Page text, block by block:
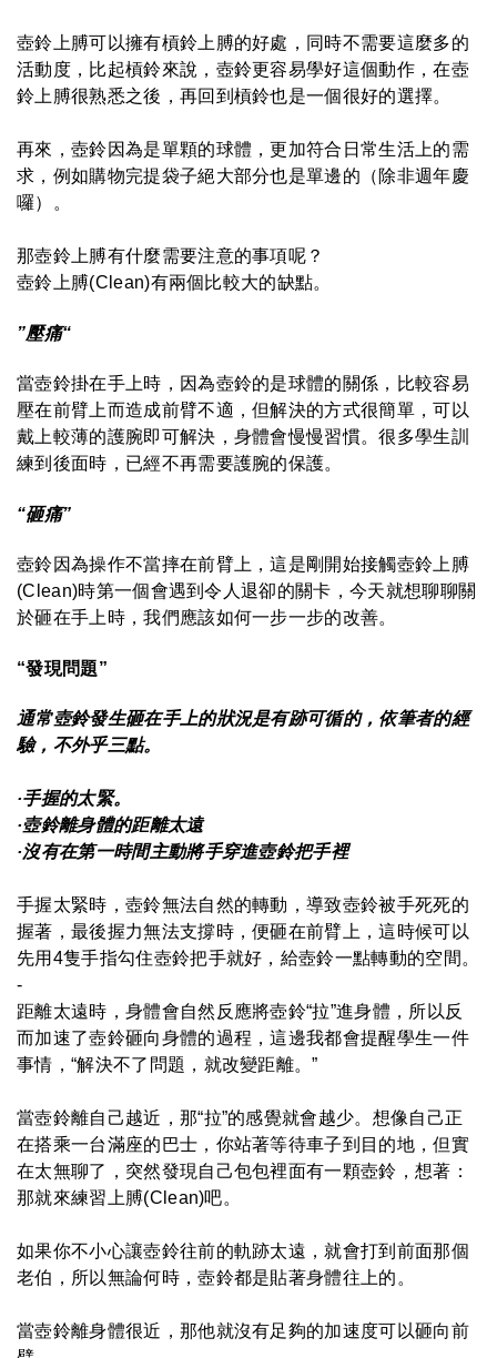
壺鈴上膊可以擁有槓鈴上膊的好處，同時不需要這麼多的
活動度，比起槓鈴來說，壺鈴更容易學好這個動作，在壺
鈴上膊很熟悉之後，再回到槓鈴也是一個很好的選擇。
再來，壺鈴因為是單顆的球體，更加符合日常生活上的需
求，例如購物完提袋子絕大部分也是單邊的（除非週年慶
囉）。
那壺鈴上膊有什麼需要注意的事項呢？
壺鈴上膊(Clean)有兩個比較大的缺點。
”壓痛“
當壺鈴掛在手上時，因為壺鈴的是球體的關係，比較容易
壓在前臂上而造成前臂不適，但解決的方式很簡單，可以
戴上較薄的護腕即可解決，身體會慢慢習慣。很多學生訓
練到後面時，已經不再需要護腕的保護。
“砸痛”
壺鈴因為操作不當摔在前臂上，這是剛開始接觸壺鈴上膊
(Clean)時第一個會遇到令人退卻的關卡，今天就想聊聊關
於砸在手上時，我們應該如何一步一步的改善。
“發現問題”
通常壺鈴發生砸在手上的狀況是有跡可循的，依筆者的經
驗，不外乎三點。
·手握的太緊。
·壺鈴離身體的距離太遠
·沒有在第一時間主動將手穿進壺鈴把手裡
手握太緊時，壺鈴無法自然的轉動，導致壺鈴被手死死的
握著，最後握力無法支撐時，便砸在前臂上，這時候可以
先用4隻手指勾住壺鈴把手就好，給壺鈴一點轉動的空間。
-
距離太遠時，身體會自然反應將壺鈴“拉”進身體，所以反
而加速了壺鈴砸向身體的過程，這邊我都會提醒學生一件
事情，“解決不了問題，就改變距離。”
當壺鈴離自己越近，那“拉”的感覺就會越少。想像自己正
在搭乘一台滿座的巴士，你站著等待車子到目的地，但實
在太無聊了，突然發現自己包包裡面有一顆壺鈴，想著：
那就來練習上膊(Clean)吧。
如果你不小心讓壺鈴往前的軌跡太遠，就會打到前面那個
老伯，所以無論何時，壺鈴都是貼著身體往上的。
當壺鈴離身體很近，那他就沒有足夠的加速度可以砸向前